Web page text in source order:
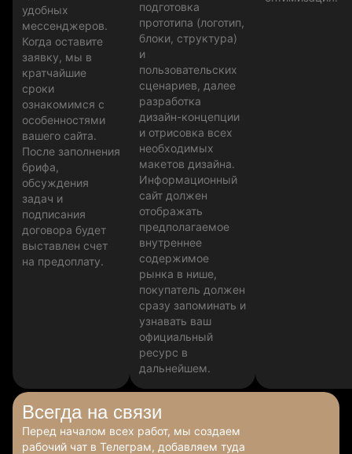
удобных
мессенджеров.
Когда оставите
заявку, мы в
кратчайшие
сроки
ознакомимся с
особенностями
вашего сайта.
После заполнения
брифа,
обсуждения
задач и
подписания
договора будет
выставлен счет
на предоплату.
подготовка
прототипа (логотип,
блоки, структура)
и
пользовательских
сценариев, далее
разработка
дизайн-концепции
и отрисовка всех
необходимых
макетов дизайна.
Информационный
сайт должен
отображать
предполагаемое
внутреннее
содержимое
рынка в нише,
покупатель должен
сразу запоминать и
узнавать ваш
официальный
ресурс в
дальнейшем.
Всегда на связи
Перед началом всех работ, мы создаем
рабочий чат в Телеграм, добавляем туда